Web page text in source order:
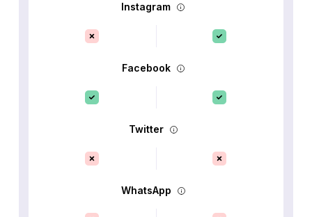
Instagram
Facebook
Twitter
WhatsApp